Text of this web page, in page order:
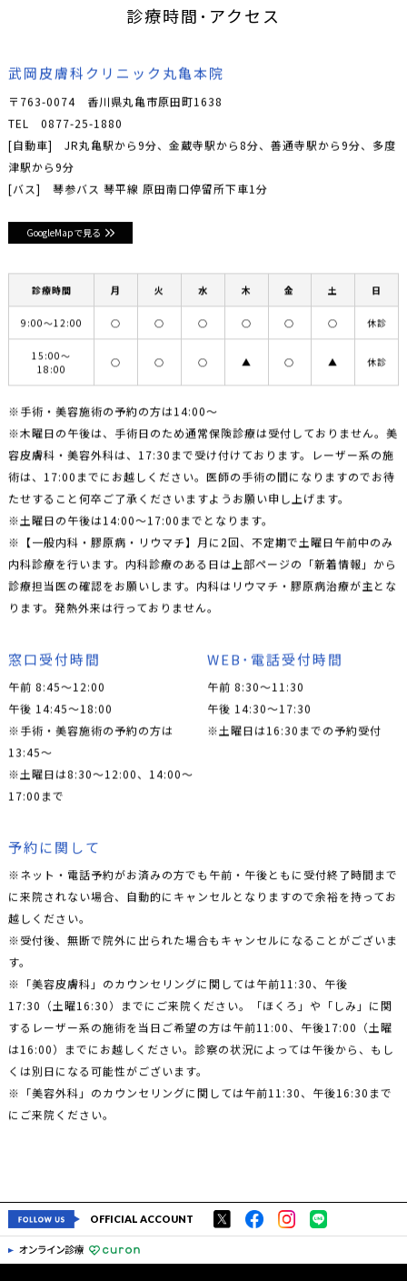
診療時間･アクセス
武岡皮膚科クリニック丸亀本院
〒763-0074 香川県丸亀市原田町1638
TEL 0877-25-1880
[自動車] JR丸亀駅から9分、金蔵寺駅から8分、善通寺駅から9分、多度
津駅から9分
[バス] 琴参バス 琴平線 原田南口停留所下車1分
GoogleMapで見る
診療時間 月 火 水 木 金 土 日
9:00〜12:00 ○ ○ ○ ○ ○ ○ 休診
15:00〜
18:00
○ ○ ○ ▲ ○ ▲ 休診
※手術・美容施術の予約の方は14:00〜
※木曜日の午後は、手術日のため通常保険診療は受付しておりません。美
容皮膚科・美容外科は、17:30まで受け付けております。レーザー系の施
術は、17:00までにお越しください。医師の手術の間になりますのでお待
たせすること何卒ご了承くださいますようお願い申し上げます。
※土曜日の午後は14:00〜17:00までとなります。
※【一般内科・膠原病・リウマチ】月に2回、不定期で土曜日午前中のみ
内科診療を行います。内科診療のある日は上部ページの「新着情報」から
診療担当医の確認をお願いします。内科はリウマチ・膠原病治療が主とな
ります。発熱外来は行っておりません。
窓口受付時間
午前 8:45～12:00
午後 14:45～18:00
※手術・美容施術の予約の方は
13:45〜
※土曜日は8:30〜12:00、14:00〜
17:00まで
WEB･電話受付時間
午前 8:30～11:30
午後 14:30～17:30
※土曜日は16:30までの予約受付
予約に関して
※ネット・電話予約がお済みの方でも午前・午後ともに受付終了時間まで
に来院されない場合、自動的にキャンセルとなりますので余裕を持ってお
越しください。
※受付後、無断で院外に出られた場合もキャンセルになることがございま
す。
※「美容皮膚科」のカウンセリングに関しては午前11:30、午後
17:30（土曜16:30）までにご来院ください。「ほくろ」や「しみ」に関
するレーザー系の施術を当日ご希望の方は午前11:00、午後17:00（土曜
は16:00）までにお越しください。診察の状況によっては午後から、もし
くは別日になる可能性がございます。
※「美容外科」のカウンセリングに関しては午前11:30、午後16:30まで
にご来院ください。
OFFICIAL ACCOUNT